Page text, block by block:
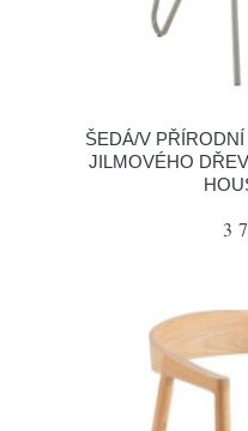
ŠEDÁ/V
JILMOVÉHO
3